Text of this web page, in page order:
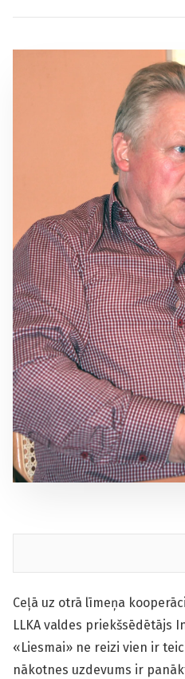
Ceļā uz otrā līmeņa
LLKA valdes priekšsēdētājs
«Liesmai» ne reizi vien ir
nākotnes uzdevums ir